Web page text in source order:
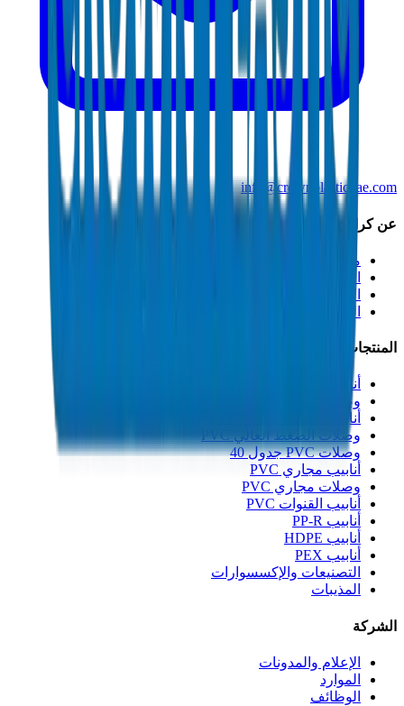
info@crownplasticuae.com
عن كراون
من نحن
الاستدامة
الابتكار
الجودة والشهادات
المنتجات
أنابيب الصرف UPVC
وصلات الصرف UPVC
أنابيب الضغط العالي PVC
وصلات الضغط العالي PVC
وصلات PVC جدول 40
أنابيب مجاري PVC
وصلات مجاري PVC
أنابيب القنوات PVC
أنابيب PP-R
أنابيب HDPE
أنابيب PEX
التصنيعات والإكسسوارات
المذيبات
الشركة
الإعلام والمدونات
الموارد
الوظائف